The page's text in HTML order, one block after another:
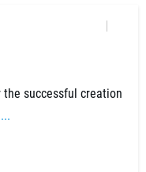
successful creation
...